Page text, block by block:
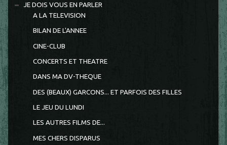
JE DOIS VOUS EN PARLER
A LA TELEVISION
BILAN DE L'ANNEE
CINE-CLUB
CONCERTS ET THEATRE
DANS MA DV-THEQUE
DES (BEAUX) GARCONS... ET PARFOIS DES FILLES
LE JEU DU LUNDI
LES AUTRES FILMS DE...
MES CHERS DISPARUS